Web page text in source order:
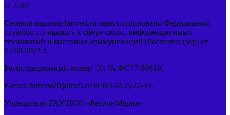
© 2020
Сетевое издание barvest.ru зарегистрировано Федеральной
службой по надзору в сфере связи, информационных
технологий и массовых коммуникаций (Роскомнадзор) от
15.03.2021 г.
Регистрационный номер: Эл № ФС77-80619.
E-mail: barvest20@mail.ru 8(383-612)-22-43.
Учредитель: ГАУ НСО «РегионМедиа»